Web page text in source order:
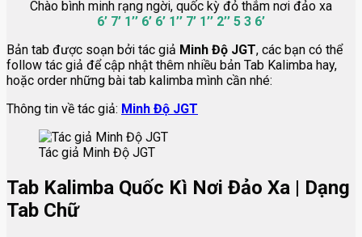
Chào bình minh rạng ngời, quốc kỳ đỏ thắm nơi đảo xa
6’ 7’ 1’’ 6’ 6’ 1’’ 7’ 1’’ 2’’ 5 3 6’
Bản tab được soạn bởi tác giả Minh Độ JGT, các bạn có thể
follow tác giả để cập nhật thêm nhiều bản Tab Kalimba hay,
hoặc order những bài tab kalimba mình cần nhé:
Thông tin về tác giả: Minh Độ JGT
Tác giả Minh Độ JGT
Tab Kalimba Quốc Kì Nơi Đảo Xa | Dạng
Tab Chữ